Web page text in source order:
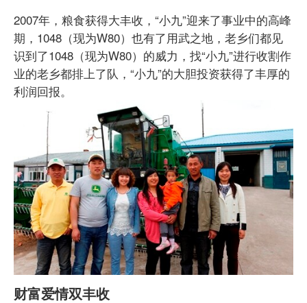
2007年，粮食获得大丰收，“小九”迎来了事业中的高峰
期，1048（现为W80）也有了用武之地，老乡们都见
识到了1048（现为W80）的威力，找“小九”进行收割作
业的老乡都排上了队，“小九”的大胆投资获得了丰厚的
利润回报。
财富爱情双丰收